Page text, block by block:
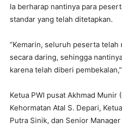
Ia berharap nantinya para
standar yang telah ditetapkan.
“Kemarin, seluruh peserta telah
secara daring, sehingga
karena telah diberi
Ketua PWI pusat Akhmad Munir
Kehormatan Atal S. Depari,
Putra Sinik, dan Senior